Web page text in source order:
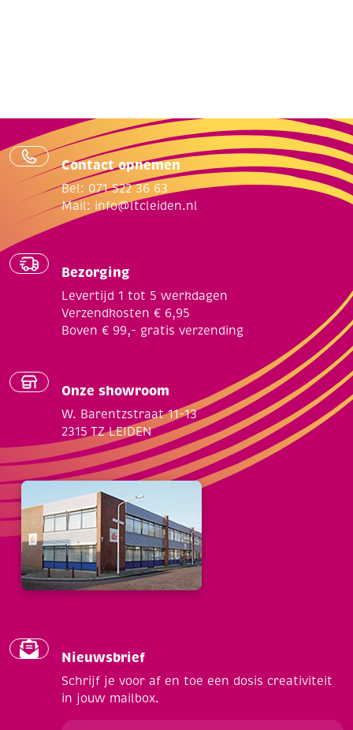
Contact opnemen
Bel: 071 522 36 63
Mail: info@ltcleiden.nl
Bezorging
Levertijd 1 tot 5 werkdagen
Verzendkosten € 6,95
Boven € 99,- gratis verzending
Onze showroom
W. Barentzstraat 11-13
2315 TZ LEIDEN
Nieuwsbrief
Schrijf je voor af en toe een dosis creativiteit
in jouw mailbox.